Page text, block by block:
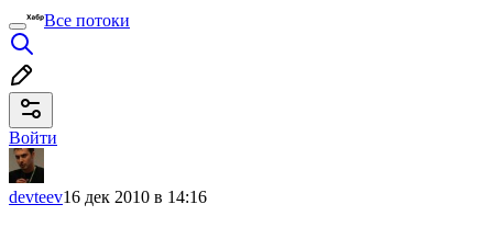
Все потоки
Войти
devteev16 дек 2010 в 14:16